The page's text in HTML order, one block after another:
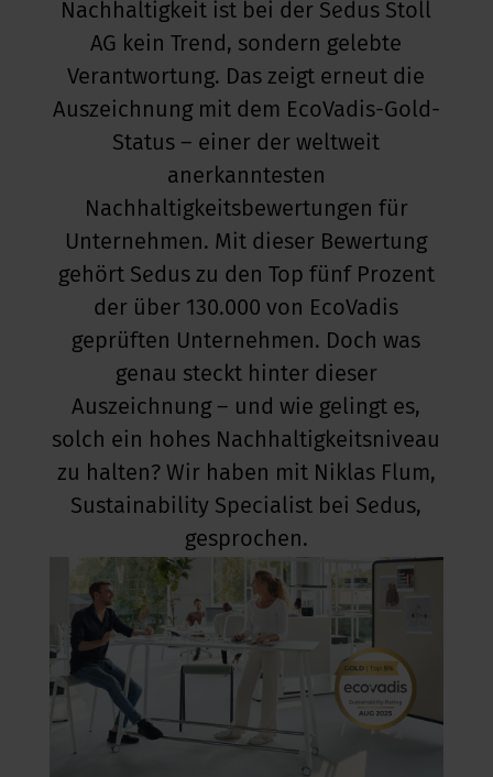
im Büro
Nachhaltigkeit ist bei der Sedus Stoll
AG kein Trend, sondern gelebte
Verantwortung. Das zeigt erneut die
Auszeichnung mit dem EcoVadis-Gold-
Status – einer der weltweit
anerkanntesten
Nachhaltigkeitsbewertungen für
Unternehmen. Mit dieser Bewertung
gehört Sedus zu den Top fünf Prozent
der über 130.000 von EcoVadis
geprüften Unternehmen. Doch was
genau steckt hinter dieser
Auszeichnung – und wie gelingt es,
solch ein hohes Nachhaltigkeitsniveau
zu halten? Wir haben mit Niklas Flum,
Sustainability Specialist bei Sedus,
gesprochen.